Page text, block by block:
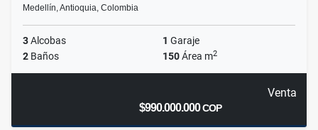
Medellín, Antioquia, Colombia
3Alcobas 1 Garaje
2 Baños 150Área m2
Venta
$990.000.000COP